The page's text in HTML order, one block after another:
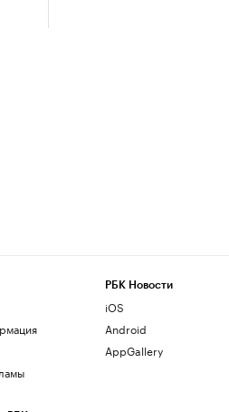
РБК Новости
iOS
Android
AppGallery